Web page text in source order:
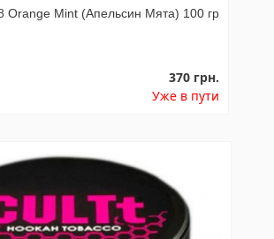
Orange Mint (Апельсин Мята) 100 гр
370 грн.
Уже в пути